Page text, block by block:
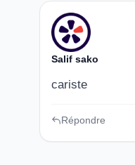
Salif sako
cariste
Répondre